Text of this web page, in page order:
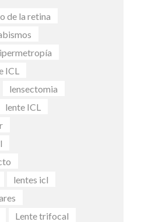
de la retina
ICL
lensectomia
lente ICL
lentes icl
Lente trifocal